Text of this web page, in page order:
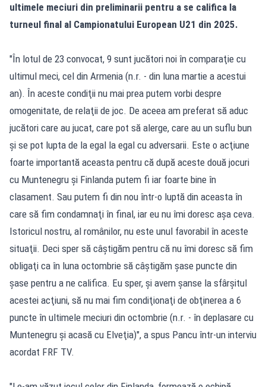
ultimele meciuri din preliminarii pentru a se califica la
turneul final al Campionatului European U21 din 2025.
"În lotul de 23 convocat, 9 sunt jucători noi în comparaţie cu
ultimul meci, cel din Armenia (n.r. - din luna martie a acestui
an). În aceste condiţii nu mai prea putem vorbi despre
omogenitate, de relaţii de joc. De aceea am preferat să aduc
jucători care au jucat, care pot să alerge, care au un suflu bun
şi se pot lupta de la egal la egal cu adversarii. Este o acţiune
foarte importantă aceasta pentru că după aceste două jocuri
cu Muntenegru şi Finlanda putem fi iar foarte bine în
clasament. Sau putem fi din nou într-o luptă din aceasta în
care să fim condamnaţi în final, iar eu nu îmi doresc aşa ceva.
Istoricul nostru, al românilor, nu este unul favorabil în aceste
situaţii. Deci sper să câştigăm pentru că nu îmi doresc să fim
obligaţi ca în luna octombrie să câştigăm şase puncte din
şase pentru a ne califica. Eu sper, şi avem şanse la sfârşitul
acestei acţiuni, să nu mai fim condiţionaţi de obţinerea a 6
puncte în ultimele meciuri din octombrie (n.r. - în deplasare cu
Muntenegru şi acasă cu Elveţia)", a spus Pancu într-un interviu
acordat FRF TV.